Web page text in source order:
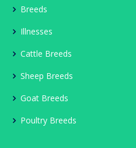
Breeds
Illnesses
Cattle Breeds
Sheep Breeds
Goat Breeds
Poultry Breeds